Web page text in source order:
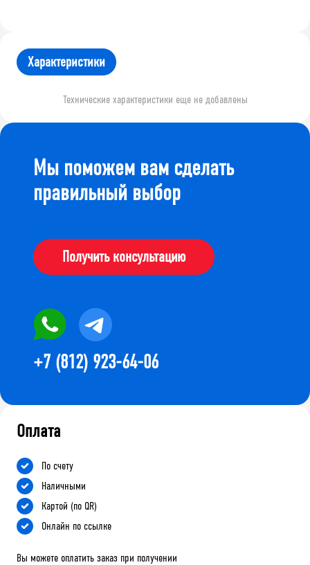
Характеристики
Технические характеристики еще не добавлены
Мы поможем вам сделать
правильный выбор
Получить консультацию
+7 (812) 923-64-06
Оплата
По счету
Наличными
Картой (по QR)
Онлайн по ссылке
Вы можете оплатить заказ при получении